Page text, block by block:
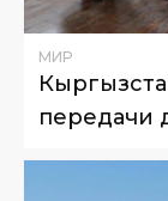
МИР
передачи